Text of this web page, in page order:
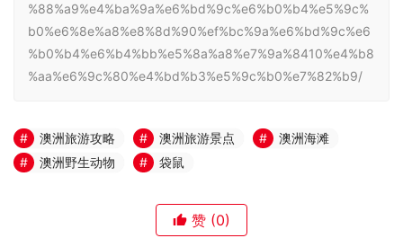
%88%a9%e4%ba%9a%e6%bd%9c%e6%b0%b4%e5%9c%
b0%e6%8e%a8%e8%8d%90%ef%bc%9a%e6%bd%9c%e6
%b0%b4%e6%b4%bb%e5%8a%a8%e7%9a%8410%e4%b8
%aa%e6%9c%80%e4%bd%b3%e5%9c%b0%e7%82%b9/
澳洲旅游攻略 澳洲旅游景点
澳洲海滩
澳洲野生动物
袋鼠
赞 (0)